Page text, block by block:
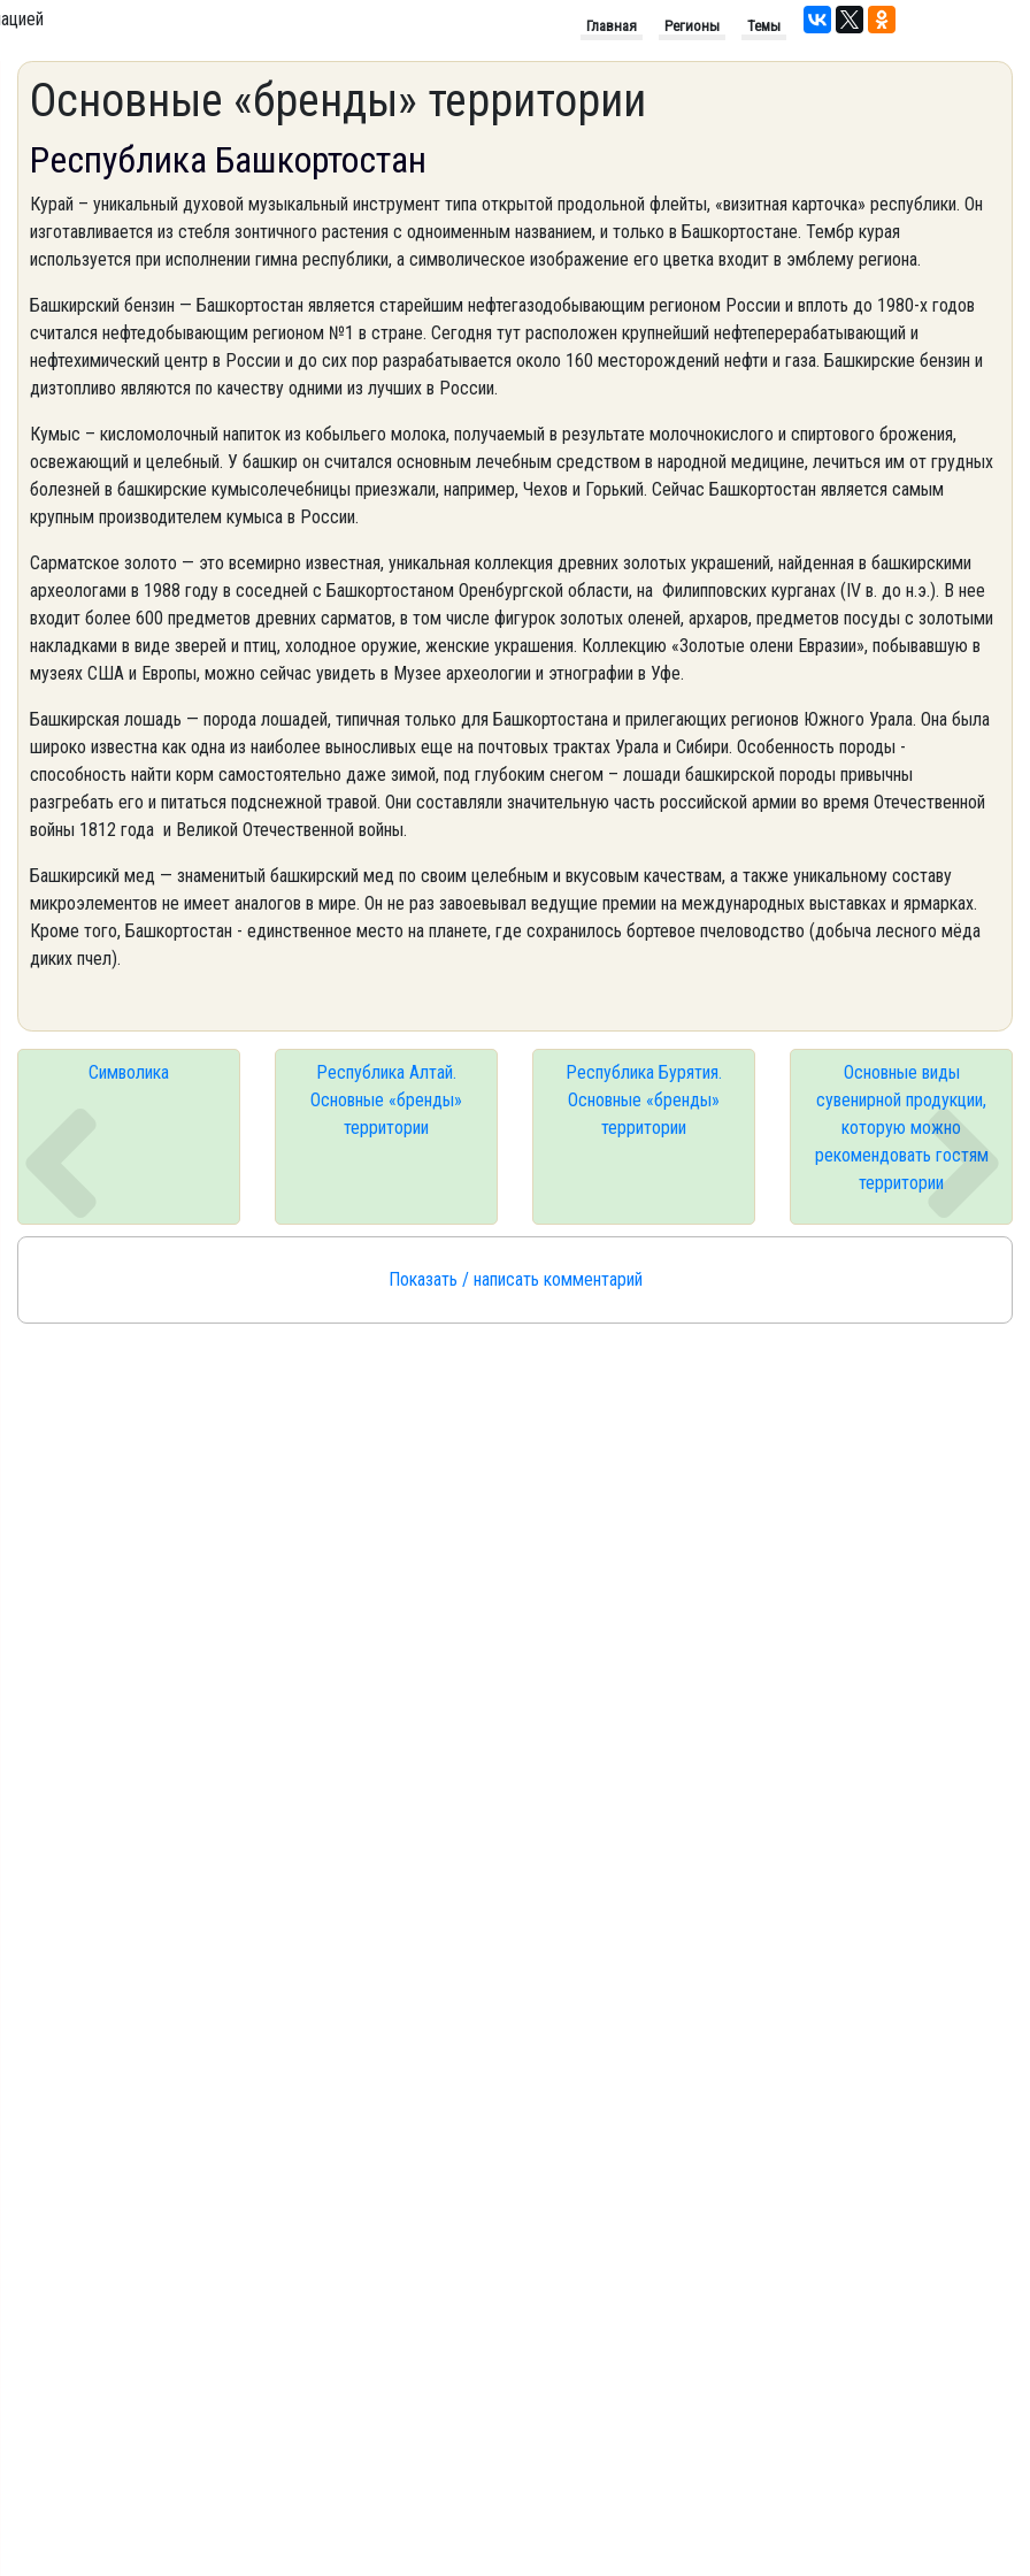
Главная Регионы Темы
Основные «бренды» территории
Республика Башкортостан
Курай – уникальный духовой музыкальный инструмент типа открытой продольной флейты, «визитная карточка» республики. Он
изготавливается из стебля зонтичного растения с одноименным названием, и только в Башкортостане. Тембр курая
используется при исполнении гимна республики, а символическое изображение его цветка входит в эмблему региона.
Башкирский бензин — Башкортостан является старейшим нефтегазодобывающим регионом России и вплоть до 1980-х годов
считался нефтедобывающим регионом №1 в стране. Сегодня тут расположен крупнейший нефтеперерабатывающий и
нефтехимический центр в России и до сих пор разрабатывается около 160 месторождений нефти и газа. Башкирские бензин и
дизтопливо являются по качеству одними из лучших в России.
Кумыс – кисломолочный напиток из кобыльего молока, получаемый в результате молочнокислого и спиртового брожения,
освежающий и целебный. У башкир он считался основным лечебным средством в народной медицине, лечиться им от грудных
болезней в башкирские кумысолечебницы приезжали, например, Чехов и Горький. Сейчас Башкортостан является самым
крупным производителем кумыса в России.
Сарматское золото — это всемирно известная, уникальная коллекция древних золотых украшений, найденная в башкирскими
археологами в 1988 году в соседней с Башкортостаном Оренбургской области, на Филипповских курганах (IV в. до н.э.). В нее
входит более 600 предметов древних сарматов, в том числе фигурок золотых оленей, архаров, предметов посуды с золотыми
накладками в виде зверей и птиц, холодное оружие, женские украшения. Коллекцию «Золотые олени Евразии», побывавшую в
музеях США и Европы, можно сейчас увидеть в Музее археологии и этнографии в Уфе.
Башкирская лошадь — порода лошадей, типичная только для Башкортостана и прилегающих регионов Южного Урала. Она была
широко известна как одна из наиболее выносливых еще на почтовых трактах Урала и Сибири. Особенность породы -
способность найти корм самостоятельно даже зимой, под глубоким снегом – лошади башкирской породы привычны
разгребать его и питаться подснежной травой. Они составляли значительную часть российской армии во время Отечественной
войны 1812 года и Великой Отечественной войны.
Башкирсикй мед — знаменитый башкирский мед по своим целебным и вкусовым качествам, а также уникальному составу
микроэлементов не имеет аналогов в мире. Он не раз завоевывал ведущие премии на международных выставках и ярмарках.
Кроме того, Башкортостан - единственное место на планете, где сохранилось бортевое пчеловодство (добыча лесного мёда
диких пчел).
Символика
Республика Алтай.
Основные «бренды»
территории
Республика Бурятия.
Основные «бренды»
территории
Основные виды
сувенирной продукции,
которую можно
рекомендовать гостям
территории
Показать / написать комментарий